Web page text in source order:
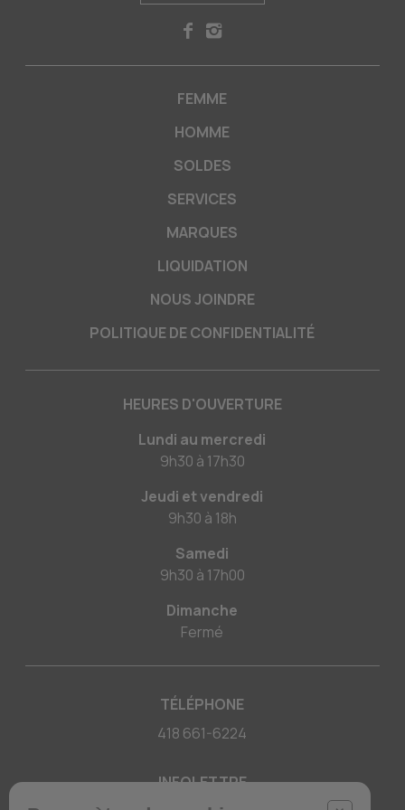
FEMME
HOMME
SOLDES
SERVICES
MARQUES
LIQUIDATION
NOUS JOINDRE
POLITIQUE DE CONFIDENTIALITÉ
HEURES D'OUVERTURE
Lundi au mercredi
9h30 à 17h30
Jeudi et vendredi
9h30 à 18h
Samedi
9h30 à 17h00
Dimanche
Fermé
TÉLÉPHONE
418 661-6224
INFOLETTRE